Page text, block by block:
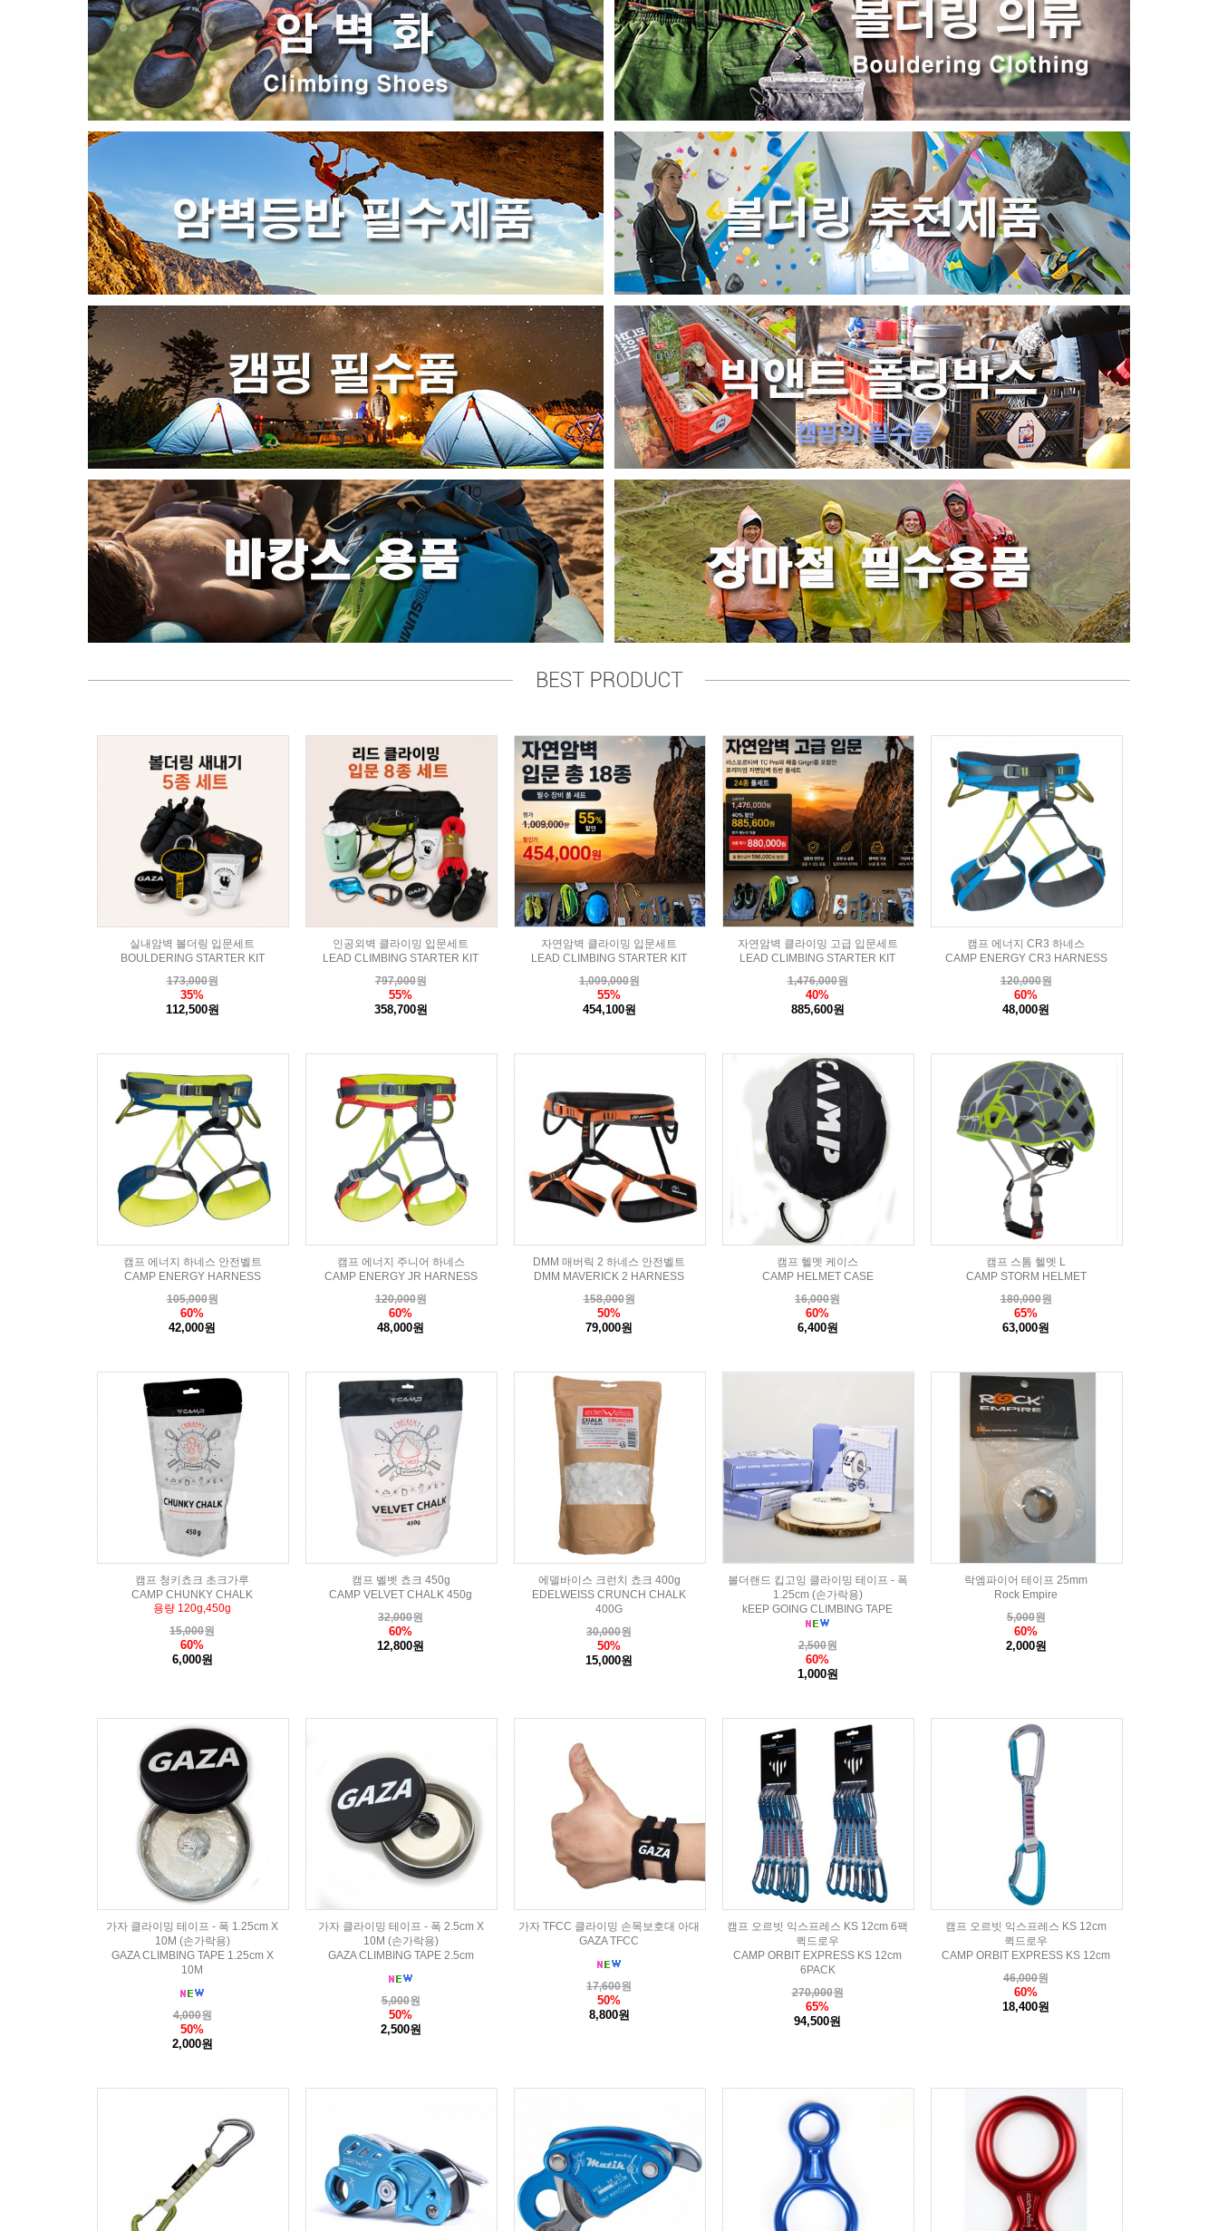
실내암벽 볼더링 입문세트
BOULDERING STARTER KIT
173,000원
35%
112,500원
인공외벽 클라이밍 입문세트
LEAD CLIMBING STARTER KIT
797,000원
55%
358,700원
자연암벽 클라이밍 입문세트
LEAD CLIMBING STARTER KIT
1,009,000원
55%
454,100원
자연암벽 클라이밍 고급 입문세트
LEAD CLIMBING STARTER KIT
1,476,000원
40%
885,600원
캠프 에너지 CR3 하네스
CAMP ENERGY CR3 HARNESS
120,000원
60%
48,000원
캠프 에너지 하네스 안전벨트
CAMP ENERGY HARNESS
105,000원
60%
42,000원
캠프 에너지 주니어 하네스
CAMP ENERGY JR HARNESS
120,000원
60%
48,000원
DMM 매버릭 2 하네스 안전벨트
DMM MAVERICK 2 HARNESS
158,000원
50%
79,000원
캠프 헬멧 케이스
CAMP HELMET CASE
16,000원
60%
6,400원
캠프 스톰 헬멧 L
CAMP STORM HELMET
180,000원
65%
63,000원
캠프 청키쵸크 초크가루
CAMP CHUNKY CHALK
용량 120g,450g
15,000원
60%
6,000원
캠프 벨벳 쵸크 450g
CAMP VELVET CHALK 450g
32,000원
60%
12,800원
에델바이스 크런치 쵸크 400g
EDELWEISS CRUNCH CHALK
400G
30,000원
50%
15,000원
볼더랜드 킵고잉 클라이밍 테이프 - 폭
1.25cm (손가락용)
kEEP GOING CLIMBING TAPE
2,500원
60%
1,000원
락엠파이어 테이프 25mm
Rock Empire
5,000원
60%
2,000원
가자 클라이밍 테이프 - 폭 1.25cm X
10M (손가락용)
GAZA CLIMBING TAPE 1.25cm X
10M
4,000원
50%
2,000원
가자 클라이밍 테이프 - 폭 2.5cm X
10M (손가락용)
GAZA CLIMBING TAPE 2.5cm
5,000원
50%
2,500원
가자 TFCC 클라이밍 손목보호대 아대
GAZA TFCC
17,600원
50%
8,800원
캠프 오르빗 익스프레스 KS 12cm 6팩
퀵드로우
CAMP ORBIT EXPRESS KS 12cm
6PACK
270,000원
65%
94,500원
캠프 오르빗 익스프레스 KS 12cm
퀵드로우
CAMP ORBIT EXPRESS KS 12cm
46,000원
60%
18,400원